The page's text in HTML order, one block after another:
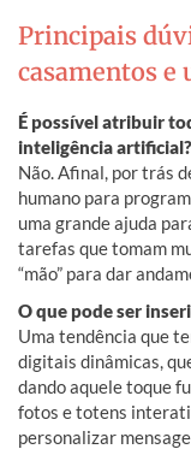
Principais
casamentos
É possível atribuir
inteligência artificial?
Não. Afinal, por trás
humano para
uma grande ajuda
tarefas que tomam
“mão” para dar
O que pode ser
Uma tendência que
digitais dinâmicas,
dando aquele toque
fotos e totens
personalizar